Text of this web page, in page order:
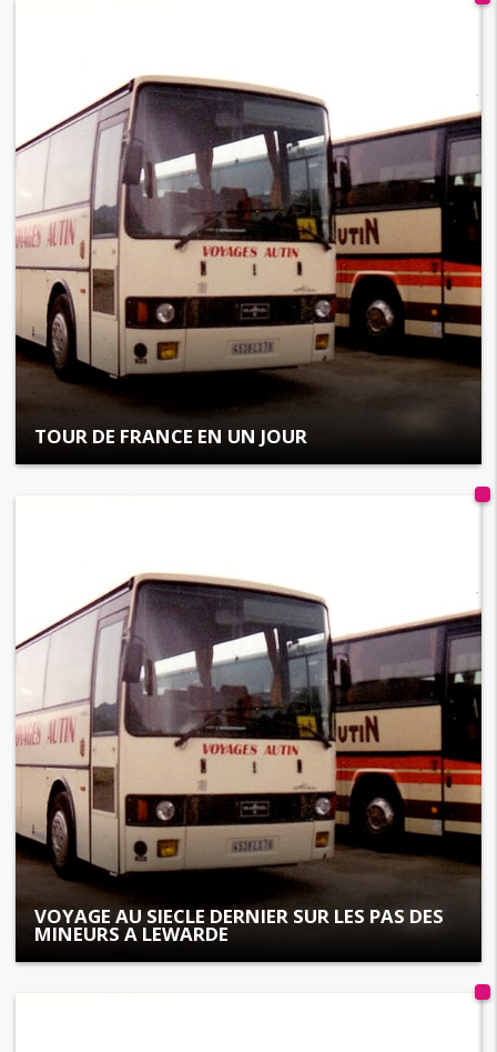
TOUR DE FRANCE EN UN JOUR
VOYAGE AU SIECLE DERNIER SUR LES PAS DES
MINEURS A LEWARDE